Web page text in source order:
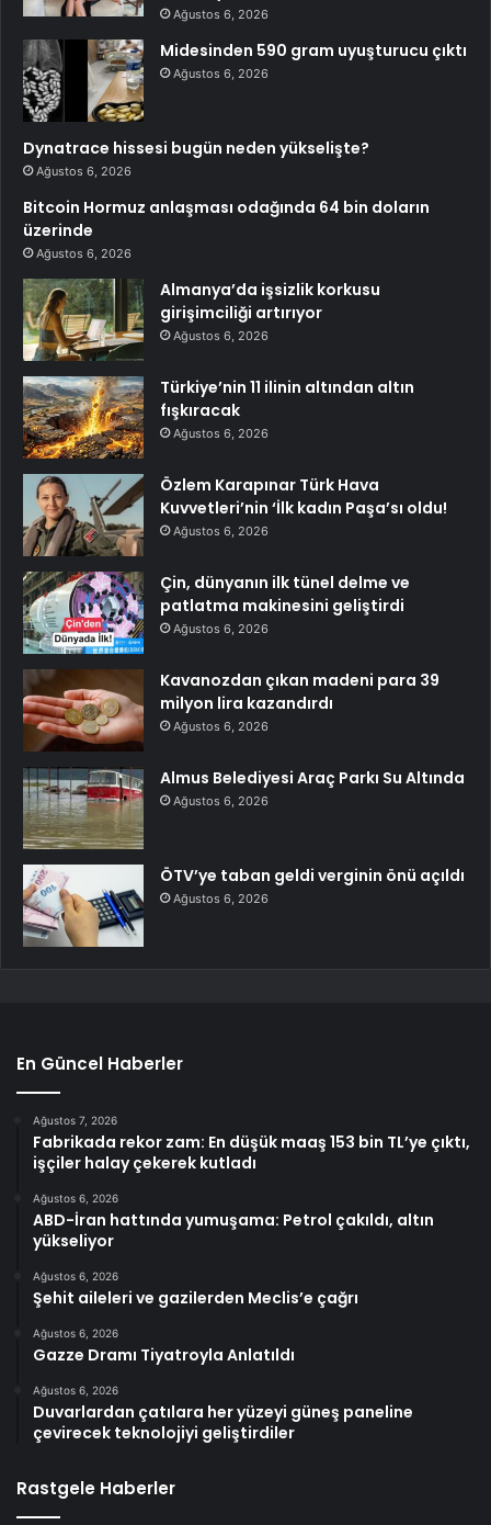
Ağustos 6, 2026
Midesinden 590 gram uyuşturucu çıktı
Ağustos 6, 2026
Dynatrace hissesi bugün neden yükselişte?
Ağustos 6, 2026
Bitcoin Hormuz anlaşması odağında 64 bin doların
üzerinde
Ağustos 6, 2026
Almanya’da işsizlik korkusu
girişimciliği artırıyor
Ağustos 6, 2026
Türkiye’nin 11 ilinin altından altın
fışkıracak
Ağustos 6, 2026
Özlem Karapınar Türk Hava
Kuvvetleri’nin ‘İlk kadın Paşa’sı oldu!
Ağustos 6, 2026
Çin, dünyanın ilk tünel delme ve
patlatma makinesini geliştirdi
Ağustos 6, 2026
Kavanozdan çıkan madeni para 39
milyon lira kazandırdı
Ağustos 6, 2026
Almus Belediyesi Araç Parkı Su Altında
Ağustos 6, 2026
ÖTV’ye taban geldi verginin önü açıldı
Ağustos 6, 2026
En Güncel Haberler
Ağustos 7, 2026
Fabrikada rekor zam: En düşük maaş 153 bin TL’ye çıktı,
işçiler halay çekerek kutladı
Ağustos 6, 2026
ABD-İran hattında yumuşama: Petrol çakıldı, altın
yükseliyor
Ağustos 6, 2026
Şehit aileleri ve gazilerden Meclis’e çağrı
Ağustos 6, 2026
Gazze Dramı Tiyatroyla Anlatıldı
Ağustos 6, 2026
Duvarlardan çatılara her yüzeyi güneş paneline
çevirecek teknolojiyi geliştirdiler
Rastgele Haberler